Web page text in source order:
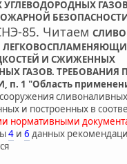
85. Читаем
И СЖИЖЕННЫХ
ГАЗОВ. ТРЕБОВАНИЯ
п. 1 "Область
сливоналивных
и построенных в
нормативными
4 и 6 данных